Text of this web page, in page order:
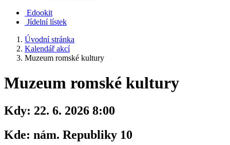
Edookit
Jídelní lístek
Úvodní stránka
Kalendář akcí
Muzeum romské kultury
Muzeum romské kultury
Kdy: 22. 6. 2026 8:00
Kde: nám. Republiky 10